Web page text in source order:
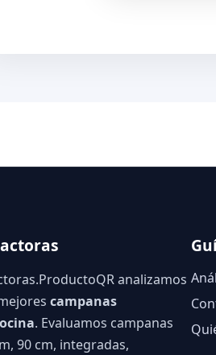
analizamos
campanas
. Evaluamos campanas
90 cm, integradas,